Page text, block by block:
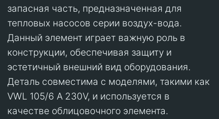
запасная часть, предназначенная для
тепловых насосов серии воздух-вода.
Данный элемент играет важную роль в
конструкции, обеспечивая защиту и
эстетичный внешний вид оборудования.
Деталь совместима с моделями, такими как
VWL 105/6 A 230V, и используется в
качестве облицовочного элемента.